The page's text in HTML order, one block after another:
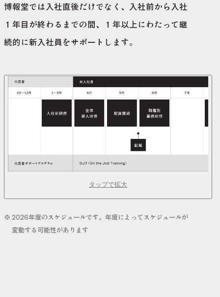
博報堂では入社直後だけでなく、入社前から入社
１年目が終わるまでの間、１年以上にわたって継
続的に新入社員をサポートします。
タップで拡大
2026年度のスケジュールです。年度によってスケジュールが
変動する可能性があります